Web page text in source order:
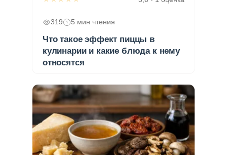
319 5 мин чтения
Что такое эффект пиццы в
кулинарии и какие блюда к нему
относятся